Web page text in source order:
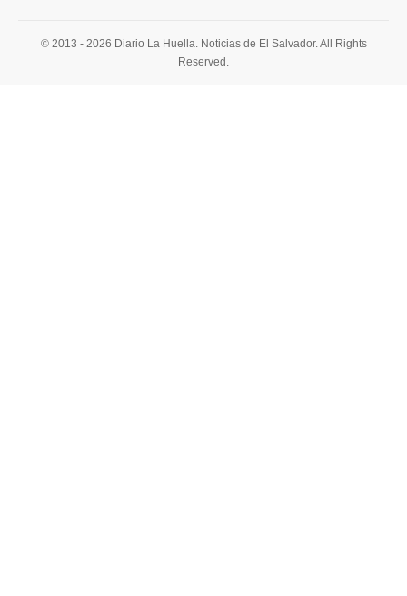
© 2013 - 2026 Diario La Huella. Noticias de El Salvador. All Rights
Reserved.